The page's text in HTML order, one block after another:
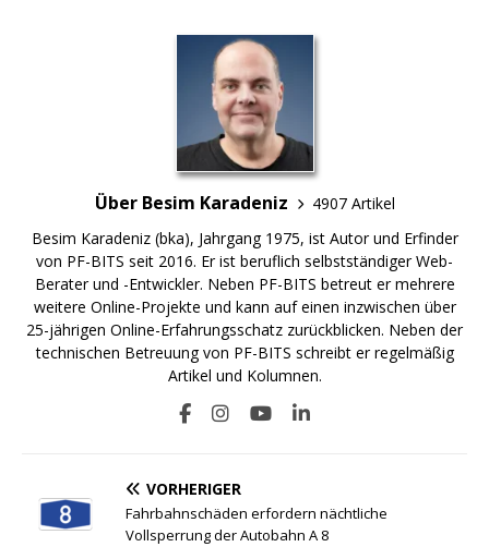
Über Besim Karadeniz
4907 Artikel
Besim Karadeniz (bka), Jahrgang 1975, ist Autor und Erfinder
von PF-BITS seit 2016. Er ist beruflich selbstständiger Web-
Berater und -Entwickler. Neben PF-BITS betreut er mehrere
weitere Online-Projekte und kann auf einen inzwischen über
25-jährigen Online-Erfahrungsschatz zurückblicken. Neben der
technischen Betreuung von PF-BITS schreibt er regelmäßig
Artikel und Kolumnen.
VORHERIGER
Fahrbahnschäden erfordern nächtliche
Vollsperrung der Autobahn A 8